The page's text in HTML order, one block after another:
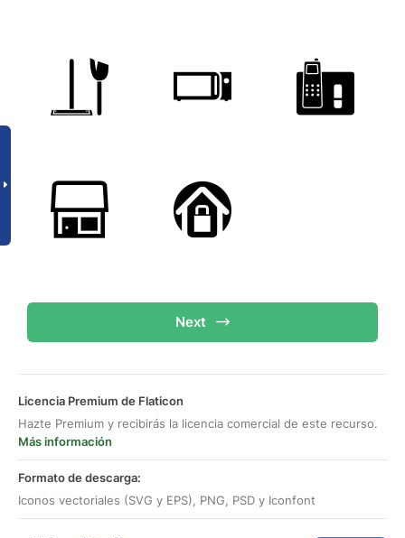
Next
Licencia Premium de Flaticon
Hazte Premium y recibirás la licencia comercial de este recurso.
Más información
Formato de descarga:
Iconos vectoriales (SVG y EPS), PNG, PSD y Iconfont